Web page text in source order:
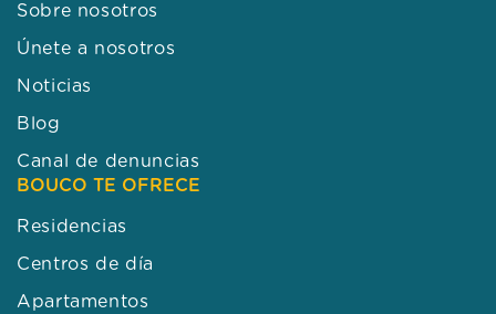
Sobre nosotros
Únete a nosotros
Noticias
Blog
Canal de denuncias
BOUCO TE OFRECE
Residencias
Centros de día
Apartamentos